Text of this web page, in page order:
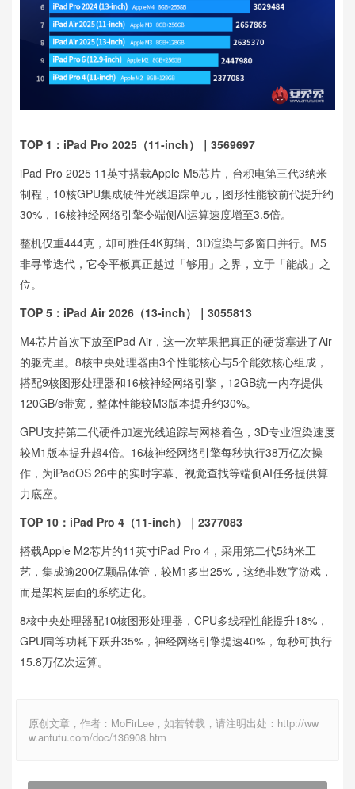
TOP 1：iPad Pro 2025（11-inch）｜3569697
iPad Pro 2025 11英寸搭载Apple M5芯片，台积电第三代3纳米
制程，10核GPU集成硬件光线追踪单元，图形性能较前代提升约
30%，16核神经网络引擎令端侧AI运算速度增至3.5倍。
整机仅重444克，却可胜任4K剪辑、3D渲染与多窗口并行。M5
非寻常迭代，它令平板真正越过「够用」之界，立于「能战」之
位。
TOP 5：iPad Air 2026（13-inch）｜3055813
M4芯片首次下放至iPad Air，这一次苹果把真正的硬货塞进了Air
的躯壳里。8核中央处理器由3个性能核心与5个能效核心组成，
搭配9核图形处理器和16核神经网络引擎，12GB统一内存提供
120GB/s带宽，整体性能较M3版本提升约30%。
GPU支持第二代硬件加速光线追踪与网格着色，3D专业渲染速度
较M1版本提升超4倍。16核神经网络引擎每秒执行38万亿次操
作，为iPadOS 26中的实时字幕、视觉查找等端侧AI任务提供算
力底座。
TOP 10：iPad Pro 4（11-inch）｜2377083
搭载Apple M2芯片的11英寸iPad Pro 4，采用第二代5纳米工
艺，集成逾200亿颗晶体管，较M1多出25%，这绝非数字游戏，
而是架构层面的系统进化。
8核中央处理器配10核图形处理器，CPU多线程性能提升18%，
GPU同等功耗下跃升35%，神经网络引擎提速40%，每秒可执行
15.8万亿次运算。
原创文章，作者：MoFirLee，如若转载，请注明出处：http://ww
w.antutu.com/doc/136908.htm